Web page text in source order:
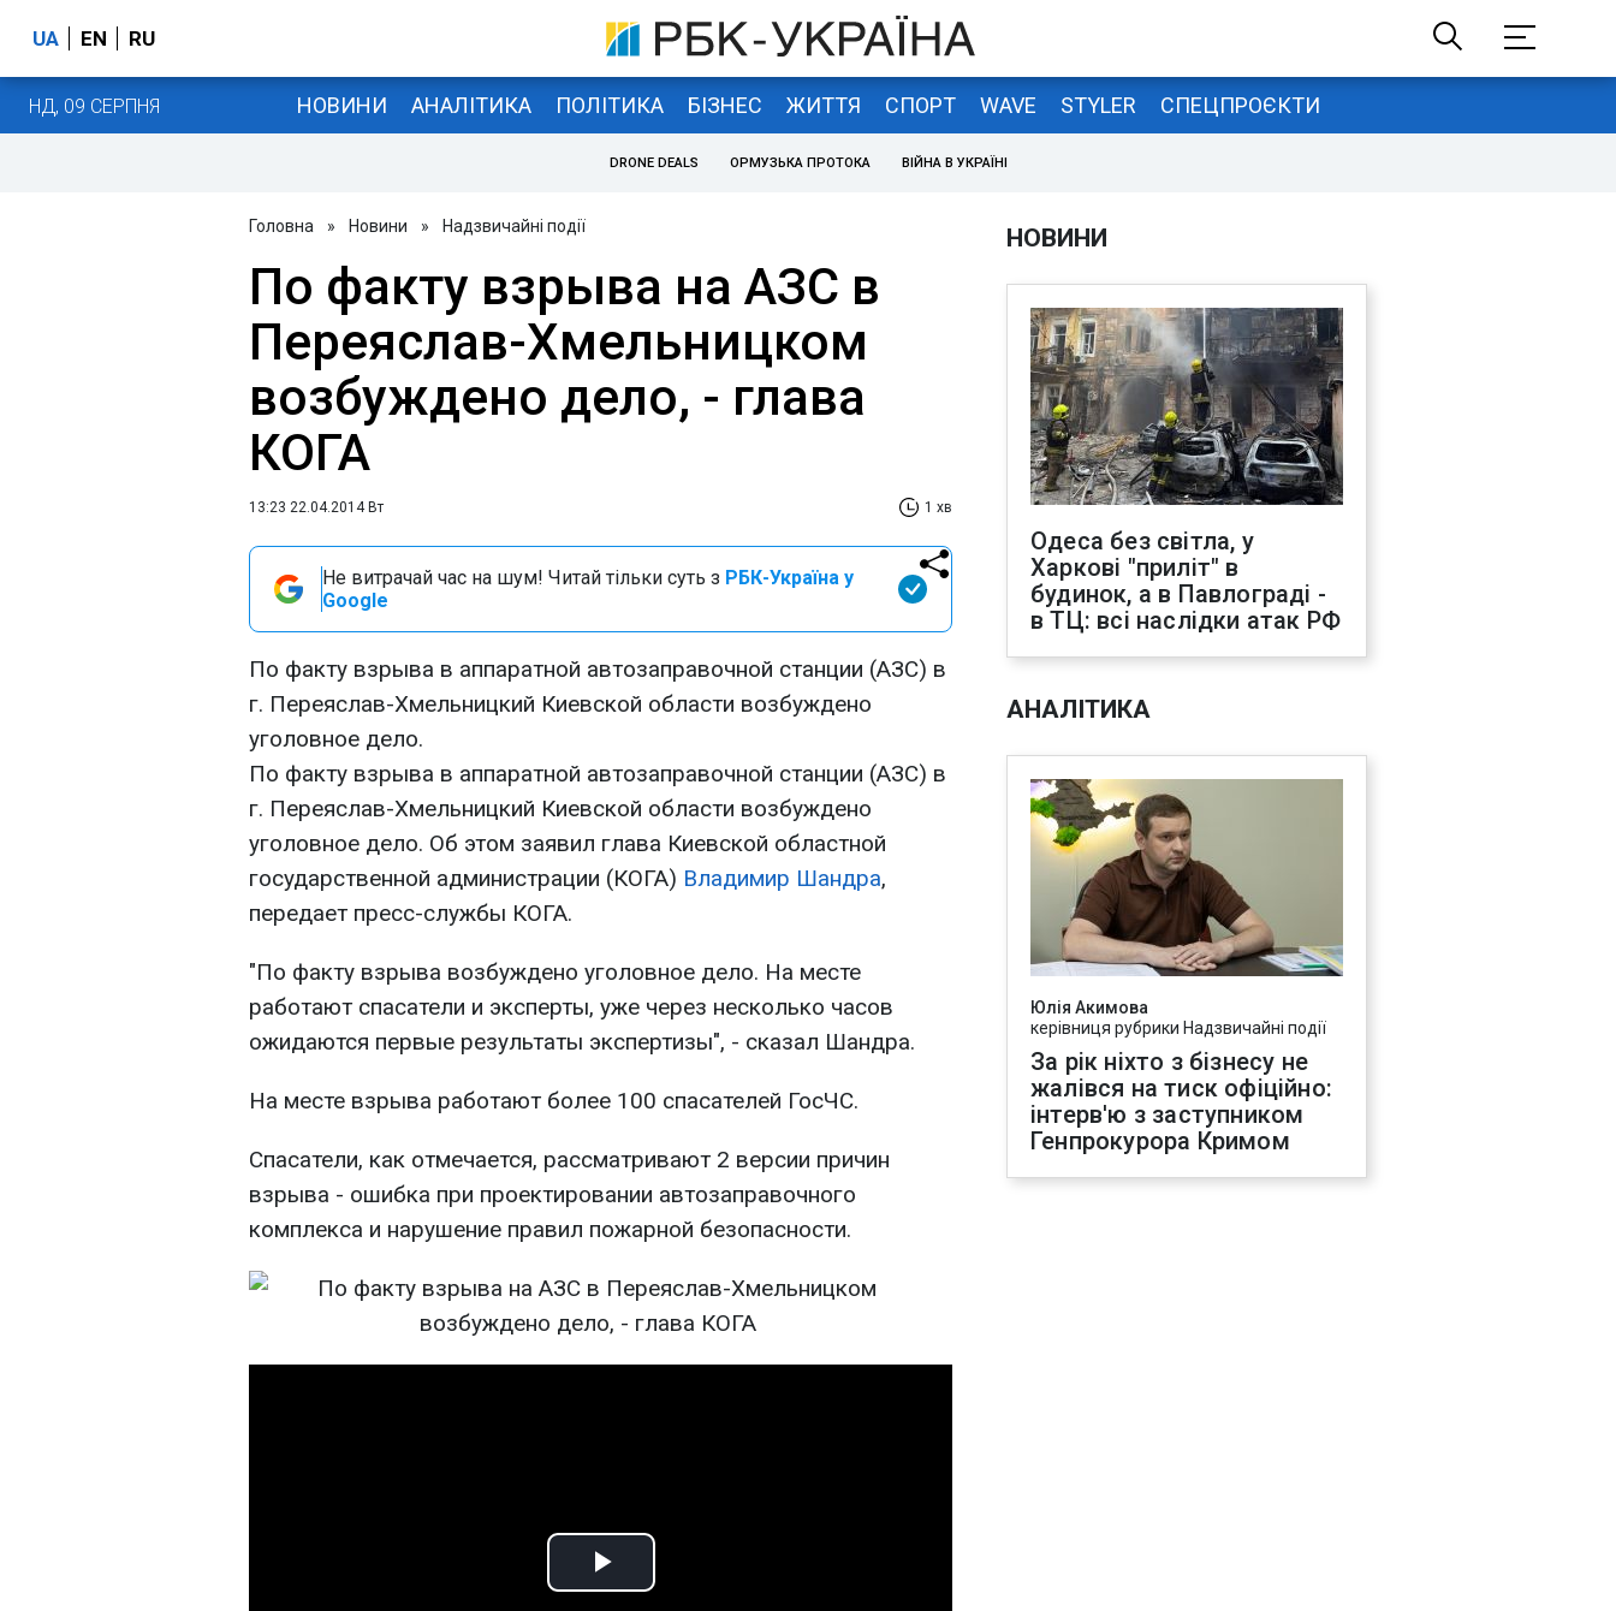
UA EN RU
НД, 09 СЕРПНЯ НОВИНИ АНАЛІТИКА ПОЛІТИКА БІЗНЕС ЖИТТЯ СПОРТ WAVE STYLER СПЕЦПРОЄКТИ
DRONE DEALS ОРМУЗЬКА ПРОТОКА ВІЙНА В УКРАЇНІ
Головна » Новини » Надзвичайні події
По факту взрыва на АЗС в
Переяслав-Хмельницком
возбуждено дело, - глава
КОГА
13:23 22.04.2014 Вт 1 хв
Не витрачай час на шум! Читай тільки суть з РБК-Україна у
Google
По факту взрыва в аппаратной автозаправочной станции (АЗС) в
г. Переяслав-Хмельницкий Киевской области возбуждено
уголовное дело.
По факту взрыва в аппаратной автозаправочной станции (АЗС) в
г. Переяслав-Хмельницкий Киевской области возбуждено
уголовное дело. Об этом заявил глава Киевской областной
государственной администрации (КОГА) Владимир Шандра,
передает пресс-службы КОГА.
"По факту взрыва возбуждено уголовное дело. На месте
работают спасатели и эксперты, уже через несколько часов
ожидаются первые результаты экспертизы", - сказал Шандра.
На месте взрыва работают более 100 спасателей ГосЧС.
Спасатели, как отмечается, рассматривают 2 версии причин
взрыва - ошибка при проектировании автозаправочного
комплекса и нарушение правил пожарной безопасности.
Play
НОВИНИ
Одеса без світла, у
Харкові "приліт" в
будинок, а в Павлограді -
в ТЦ: всі наслідки атак РФ
АНАЛІТИКА
Юлія Акимова
керівниця рубрики Надзвичайні події
За рік ніхто з бізнесу не
жалівся на тиск офіційно:
інтерв'ю з заступником
Генпрокурора Кримом